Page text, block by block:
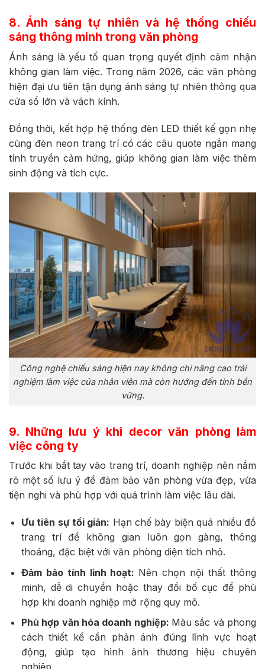
8. Ánh sáng tự nhiên và hệ thống chiếu
sáng thông minh trong văn phòng
Ánh sáng là yếu tố quan trọng quyết định cảm nhận
không gian làm việc. Trong năm 2026, các văn phòng
hiện đại ưu tiên tận dụng ánh sáng tự nhiên thông qua
cửa sổ lớn và vách kính.
Đồng thời, kết hợp hệ thống đèn LED thiết kế gọn nhẹ
cùng đèn neon trang trí có các câu quote ngắn mang
tính truyền cảm hứng, giúp không gian làm việc thêm
sinh động và tích cực.
Công nghệ chiếu sáng hiện nay không chỉ nâng cao trải
nghiệm làm việc của nhân viên mà còn hướng đến tính bền
vững.
9. Những lưu ý khi decor văn phòng làm
việc công ty
Trước khi bắt tay vào trang trí, doanh nghiệp nên nắm
rõ một số lưu ý để đảm bảo văn phòng vừa đẹp, vừa
tiện nghi và phù hợp với quá trình làm việc lâu dài.
Ưu tiên sự tối giản: Hạn chế bày biện quá nhiều đồ
trang trí để không gian luôn gọn gàng, thông
thoáng, đặc biệt với văn phòng diện tích nhỏ.
Đảm bảo tính linh hoạt: Nên chọn nội thất thông
minh, dễ di chuyển hoặc thay đổi bố cục để phù
hợp khi doanh nghiệp mở rộng quy mô.
Phù hợp văn hóa doanh nghiệp: Màu sắc và phong
cách thiết kế cần phản ánh đúng lĩnh vực hoạt
động, giúp tạo hình ảnh thương hiệu chuyên